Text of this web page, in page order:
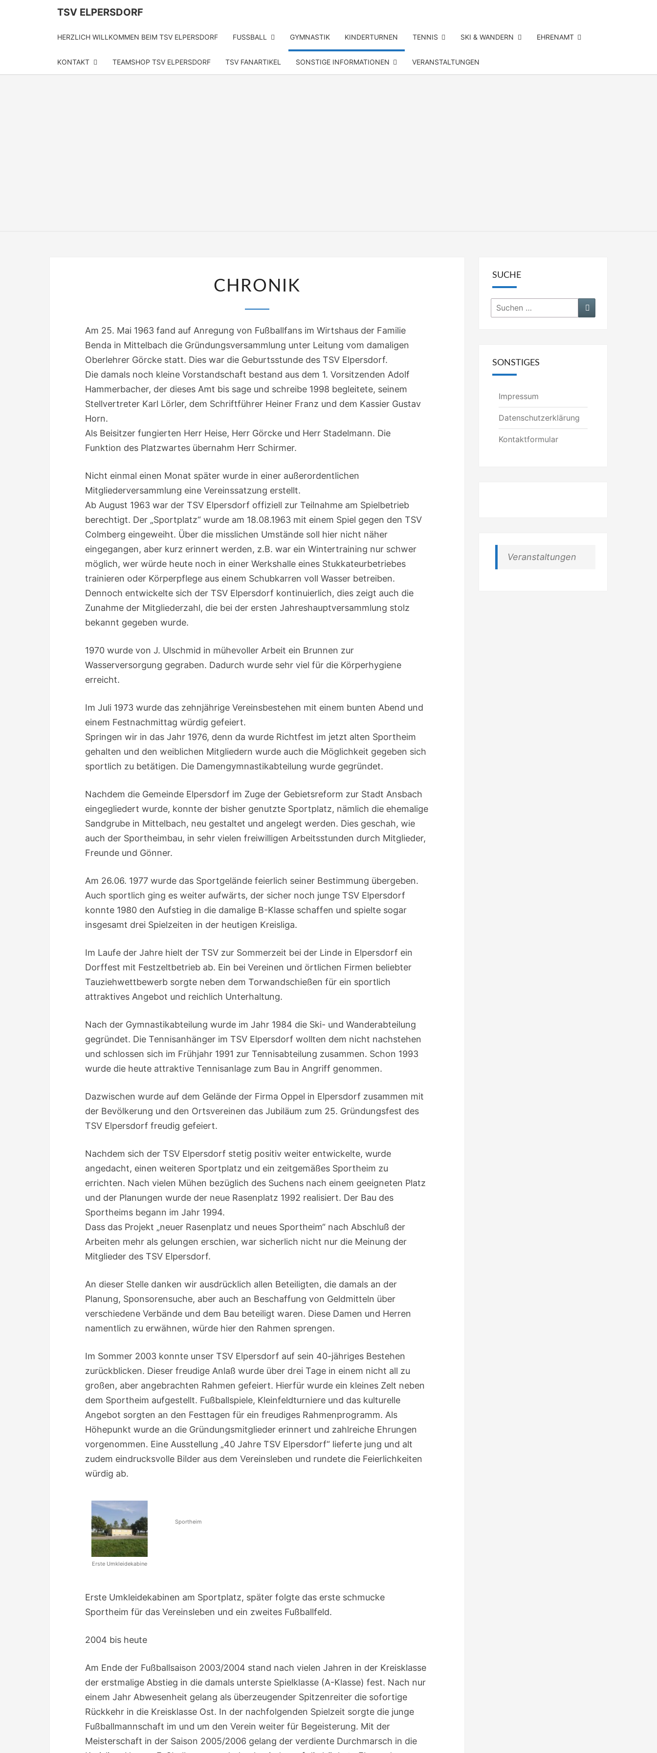
TSV ELPERSDORF
HERZLICH WILLKOMMEN BEIM TSV ELPERSDORF FUSSBALL GYMNASTIK KINDERTURNEN TENNIS SKI & WANDERN EHRENAMT
KONTAKT TEAMSHOP TSV ELPERSDORF TSV FANARTIKEL SONSTIGE INFORMATIONEN VERANSTALTUNGEN
CHRONIK
Am 25. Mai 1963 fand auf Anregung von Fußballfans im Wirtshaus der Familie
Benda in Mittelbach die Gründungsversammlung unter Leitung vom damaligen
Oberlehrer Görcke statt. Dies war die Geburtsstunde des TSV Elpersdorf.
Die damals noch kleine Vorstandschaft bestand aus dem 1. Vorsitzenden Adolf
Hammerbacher, der dieses Amt bis sage und schreibe 1998 begleitete, seinem
Stellvertreter Karl Lörler, dem Schriftführer Heiner Franz und dem Kassier Gustav
Horn.
Als Beisitzer fungierten Herr Heise, Herr Görcke und Herr Stadelmann. Die
Funktion des Platzwartes übernahm Herr Schirmer.
Nicht einmal einen Monat später wurde in einer außerordentlichen
Mitgliederversammlung eine Vereinssatzung erstellt.
Ab August 1963 war der TSV Elpersdorf offiziell zur Teilnahme am Spielbetrieb
berechtigt. Der „Sportplatz“ wurde am 18.08.1963 mit einem Spiel gegen den TSV
Colmberg eingeweiht. Über die misslichen Umstände soll hier nicht näher
eingegangen, aber kurz erinnert werden, z.B. war ein Wintertraining nur schwer
möglich, wer würde heute noch in einer Werkshalle eines Stukkateurbetriebes
trainieren oder Körperpflege aus einem Schubkarren voll Wasser betreiben.
Dennoch entwickelte sich der TSV Elpersdorf kontinuierlich, dies zeigt auch die
Zunahme der Mitgliederzahl, die bei der ersten Jahreshauptversammlung stolz
bekannt gegeben wurde.
1970 wurde von J. Ulschmid in mühevoller Arbeit ein Brunnen zur
Wasserversorgung gegraben. Dadurch wurde sehr viel für die Körperhygiene
erreicht.
Im Juli 1973 wurde das zehnjährige Vereinsbestehen mit einem bunten Abend und
einem Festnachmittag würdig gefeiert.
Springen wir in das Jahr 1976, denn da wurde Richtfest im jetzt alten Sportheim
gehalten und den weiblichen Mitgliedern wurde auch die Möglichkeit gegeben sich
sportlich zu betätigen. Die Damengymnastikabteilung wurde gegründet.
Nachdem die Gemeinde Elpersdorf im Zuge der Gebietsreform zur Stadt Ansbach
eingegliedert wurde, konnte der bisher genutzte Sportplatz, nämlich die ehemalige
Sandgrube in Mittelbach, neu gestaltet und angelegt werden. Dies geschah, wie
auch der Sportheimbau, in sehr vielen freiwilligen Arbeitsstunden durch Mitglieder,
Freunde und Gönner.
Am 26.06. 1977 wurde das Sportgelände feierlich seiner Bestimmung übergeben.
Auch sportlich ging es weiter aufwärts, der sicher noch junge TSV Elpersdorf
konnte 1980 den Aufstieg in die damalige B-Klasse schaffen und spielte sogar
insgesamt drei Spielzeiten in der heutigen Kreisliga.
Im Laufe der Jahre hielt der TSV zur Sommerzeit bei der Linde in Elpersdorf ein
Dorffest mit Festzeltbetrieb ab. Ein bei Vereinen und örtlichen Firmen beliebter
Tauziehwettbewerb sorgte neben dem Torwandschießen für ein sportlich
attraktives Angebot und reichlich Unterhaltung.
Nach der Gymnastikabteilung wurde im Jahr 1984 die Ski- und Wanderabteilung
gegründet. Die Tennisanhänger im TSV Elpersdorf wollten dem nicht nachstehen
und schlossen sich im Frühjahr 1991 zur Tennisabteilung zusammen. Schon 1993
wurde die heute attraktive Tennisanlage zum Bau in Angriff genommen.
Dazwischen wurde auf dem Gelände der Firma Oppel in Elpersdorf zusammen mit
der Bevölkerung und den Ortsvereinen das Jubiläum zum 25. Gründungsfest des
TSV Elpersdorf freudig gefeiert.
Nachdem sich der TSV Elpersdorf stetig positiv weiter entwickelte, wurde
angedacht, einen weiteren Sportplatz und ein zeitgemäßes Sportheim zu
errichten. Nach vielen Mühen bezüglich des Suchens nach einem geeigneten Platz
und der Planungen wurde der neue Rasenplatz 1992 realisiert. Der Bau des
Sportheims begann im Jahr 1994.
Dass das Projekt „neuer Rasenplatz und neues Sportheim“ nach Abschluß der
Arbeiten mehr als gelungen erschien, war sicherlich nicht nur die Meinung der
Mitglieder des TSV Elpersdorf.
An dieser Stelle danken wir ausdrücklich allen Beteiligten, die damals an der
Planung, Sponsorensuche, aber auch an Beschaffung von Geldmitteln über
verschiedene Verbände und dem Bau beteiligt waren. Diese Damen und Herren
namentlich zu erwähnen, würde hier den Rahmen sprengen.
Im Sommer 2003 konnte unser TSV Elpersdorf auf sein 40-jähriges Bestehen
zurückblicken. Dieser freudige Anlaß wurde über drei Tage in einem nicht all zu
großen, aber angebrachten Rahmen gefeiert. Hierfür wurde ein kleines Zelt neben
dem Sportheim aufgestellt. Fußballspiele, Kleinfeldturniere und das kulturelle
Angebot sorgten an den Festtagen für ein freudiges Rahmenprogramm. Als
Höhepunkt wurde an die Gründungsmitglieder erinnert und zahlreiche Ehrungen
vorgenommen. Eine Ausstellung „40 Jahre TSV Elpersdorf“ lieferte jung und alt
zudem eindrucksvolle Bilder aus dem Vereinsleben und rundete die Feierlichkeiten
würdig ab.
Erste Umkleidekabine
Sportheim
Erste Umkleidekabinen am Sportplatz, später folgte das erste schmucke
Sportheim für das Vereinsleben und ein zweites Fußballfeld.
2004 bis heute
Am Ende der Fußballsaison 2003/2004 stand nach vielen Jahren in der Kreisklasse
der erstmalige Abstieg in die damals unterste Spielklasse (A-Klasse) fest. Nach nur
einem Jahr Abwesenheit gelang als überzeugender Spitzenreiter die sofortige
Rückkehr in die Kreisklasse Ost. In der nachfolgenden Spielzeit sorgte die junge
Fußballmannschaft im und um den Verein weiter für Begeisterung. Mit der
Meisterschaft in der Saison 2005/2006 gelang der verdiente Durchmarsch in die
SUCHE
Suchen
nach:
Suchen
SONSTIGES
Impressum
Datenschutzerklärung
Kontaktformular
Veranstaltungen